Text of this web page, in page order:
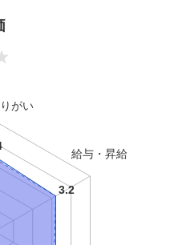
がい
給与・昇給